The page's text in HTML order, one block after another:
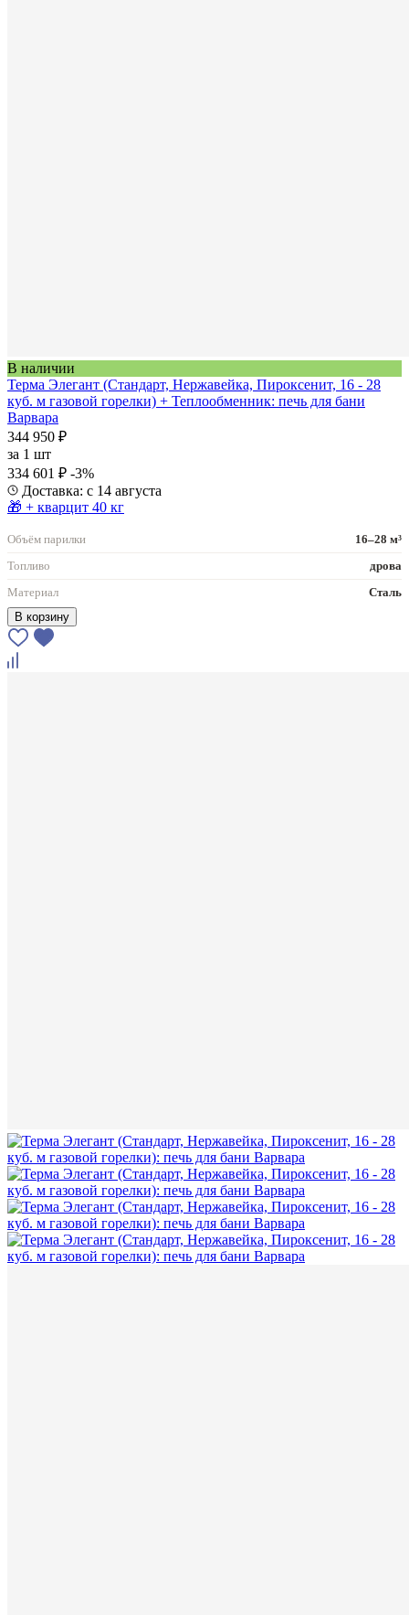
В наличии
Терма Элегант (Стандарт, Нержавейка, Пироксенит, 16 - 28
куб. м газовой горелки) + Теплообменник: печь для бани
Варвара
344 950 ₽
за 1 шт
334 601 ₽ -3%
Доставка: с 14 августа
🎁 + кварцит 40 кг
Объём парилки
16–28 м³
Топливо
дрова
Материал
Сталь
В корзину